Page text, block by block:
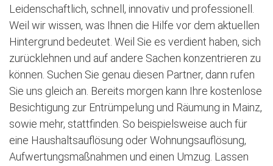
Leidenschaftlich, schnell, innovativ und professionell.
Weil wir wissen, was Ihnen die Hilfe vor dem aktuellen
Hintergrund bedeutet. Weil Sie es verdient haben, sich
zurücklehnen und auf andere Sachen konzentrieren zu
können. Suchen Sie genau diesen Partner, dann rufen
Sie uns gleich an. Bereits morgen kann Ihre kostenlose
Besichtigung zur Entrümpelung und Räumung in Mainz,
sowie mehr, stattfinden. So beispielsweise auch für
eine Haushaltsauflösung oder Wohnungsauflösung,
Aufwertungsmaßnahmen und einen Umzug. Lassen